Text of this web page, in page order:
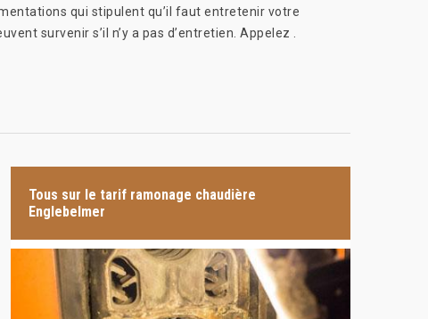
qui stipulent qu’il faut entretenir votre
survenir s’il n’y a pas d’entretien. Appelez .
Tous sur le tarif ramonage chaudière
Englebelmer